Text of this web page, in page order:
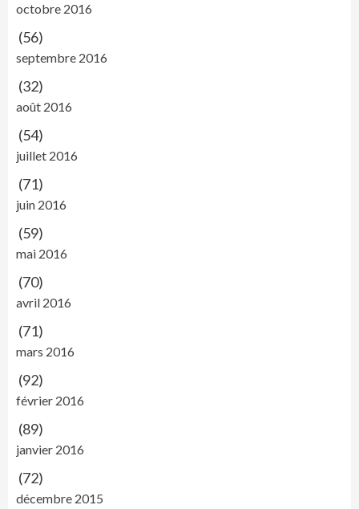
octobre 2016
(56)
septembre 2016
(32)
août 2016
(54)
juillet 2016
(71)
juin 2016
(59)
mai 2016
(70)
avril 2016
(71)
mars 2016
(92)
février 2016
(89)
janvier 2016
(72)
décembre 2015